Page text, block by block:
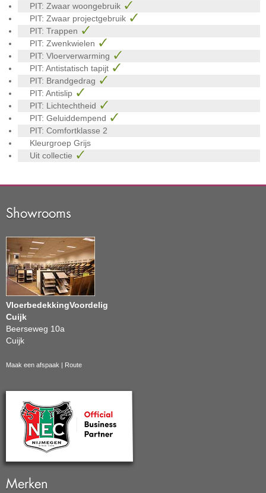
PIT: Zwaar woongebruik
PIT: Zwaar projectgebruik
PIT: Trappen
PIT: Zwenkwielen
PIT: Vloerverwarming
PIT: Antistatisch tapijt
PIT: Brandgedrag
PIT: Antislip
PIT: Lichtechtheid
PIT: Geluiddempend
PIT: Comfortklasse 2
Kleurgroep Grijs
Uit collectie
Showrooms
VloerbedekkingVoordelig
Cuijk
Beerseweg 10a
Cuijk
Maak een afspaak | Route
Merken